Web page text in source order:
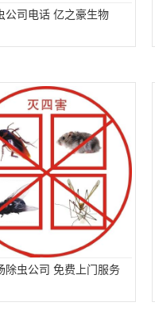
公司电话 亿之豪生物
除虫公司 免费上门服务